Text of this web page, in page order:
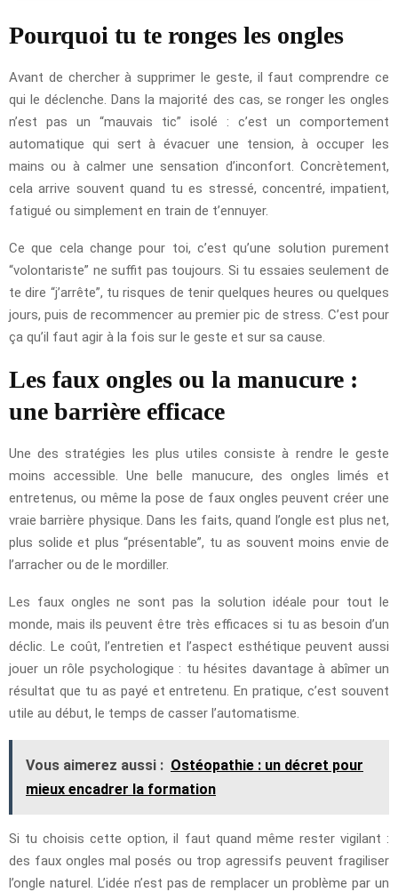
Pourquoi tu te ronges les ongles
Avant de chercher à supprimer le geste, il faut comprendre ce
qui le déclenche. Dans la majorité des cas, se ronger les ongles
n’est pas un “mauvais tic” isolé : c’est un comportement
automatique qui sert à évacuer une tension, à occuper les
mains ou à calmer une sensation d’inconfort. Concrètement,
cela arrive souvent quand tu es stressé, concentré, impatient,
fatigué ou simplement en train de t’ennuyer.
Ce que cela change pour toi, c’est qu’une solution purement
“volontariste” ne suffit pas toujours. Si tu essaies seulement de
te dire “j’arrête”, tu risques de tenir quelques heures ou quelques
jours, puis de recommencer au premier pic de stress. C’est pour
ça qu’il faut agir à la fois sur le geste et sur sa cause.
Les faux ongles ou la manucure :
une barrière efficace
Une des stratégies les plus utiles consiste à rendre le geste
moins accessible. Une belle manucure, des ongles limés et
entretenus, ou même la pose de faux ongles peuvent créer une
vraie barrière physique. Dans les faits, quand l’ongle est plus net,
plus solide et plus “présentable”, tu as souvent moins envie de
l’arracher ou de le mordiller.
Les faux ongles ne sont pas la solution idéale pour tout le
monde, mais ils peuvent être très efficaces si tu as besoin d’un
déclic. Le coût, l’entretien et l’aspect esthétique peuvent aussi
jouer un rôle psychologique : tu hésites davantage à abîmer un
résultat que tu as payé et entretenu. En pratique, c’est souvent
utile au début, le temps de casser l’automatisme.
Vous aimerez aussi : Ostéopathie : un décret pour
mieux encadrer la formation
Si tu choisis cette option, il faut quand même rester vigilant :
des faux ongles mal posés ou trop agressifs peuvent fragiliser
l’ongle naturel. L’idée n’est pas de remplacer un problème par un